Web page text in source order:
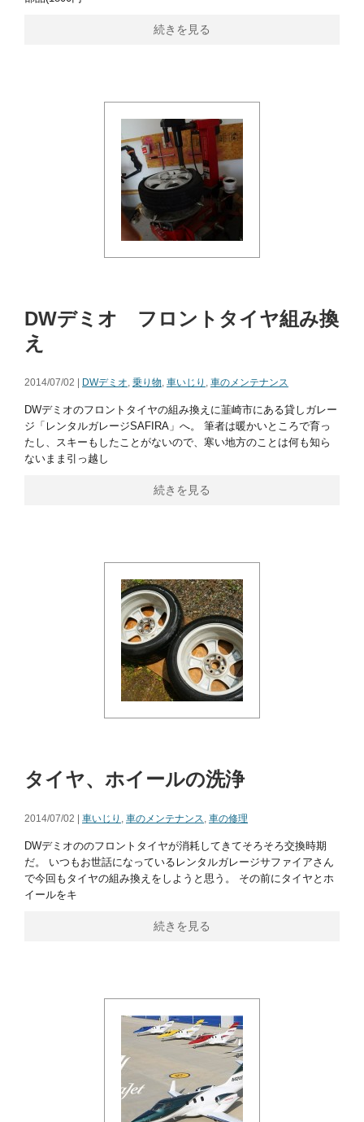
続きを見る
DWデミオ フロントタイヤ組み換
え
2014/07/02 | DWデミオ, 乗り物, 車いじり , 車のメンテナンス
DWデミオのフロントタイヤの組み換えに韮崎市にある貸しガレー
ジ「レンタルガレージSAFIRA」へ。 筆者は暖かいところで育っ
たし、スキーもしたことがないので、寒い地方のことは何も知ら
ないまま引っ越し
続きを見る
タイヤ、ホイールの洗浄
2014/07/02 | 車いじり , 車のメンテナンス, 車の修理
DWデミオののフロントタイヤが消耗してきてそろそろ交換時期
だ。 いつもお世話になっているレンタルガレージサファイアさん
で今回もタイヤの組み換えをしようと思う。 その前にタイヤとホ
イールをキ
続きを見る